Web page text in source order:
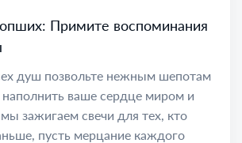
Примите воспоминания
душ позвольте нежным шепотам
ваше сердце миром и
зажигаем свечи для тех, кто
пусть мерцание каждого